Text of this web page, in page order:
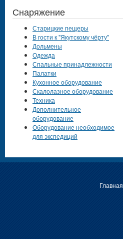
Снаряжение
Старицкие пещеры
В гости к "Якутскому чёрту"
Дольмены
Одежда
Спальные принадлежности
Палатки
Кухонное оборудование
Скалолазное оборудование
Техника
Дополнительное
оборудование
Оборудование необходимое
для экспедиций
Главная